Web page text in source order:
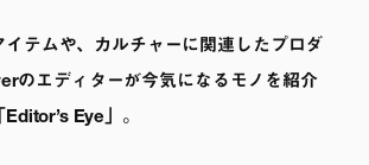
イテムや、カルチャーに関連したプロダ
のエディターが今気になるモノを紹介
Eye」。